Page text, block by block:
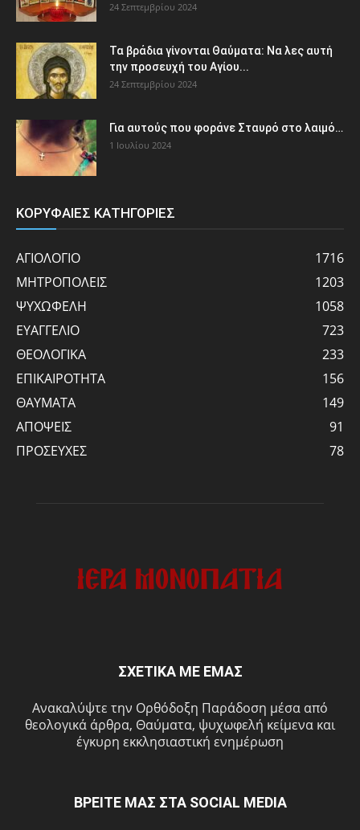
24 Σεπτεμβρίου 2024
Τα βράδια γίνονται Θαύματα: Να λες αυτή
την προσευχή του Αγίου...
24 Σεπτεμβρίου 2024
Για αυτούς που φοράνε Σταυρό στο λαιμό…
1 Ιουλίου 2024
ΚΟΡΥΦΑΙΕΣ ΚΑΤΗΓΟΡΙΕΣ
ΑΓΙΟΛΟΓΙΟ
1716
ΜΗΤΡΟΠΟΛΕΙΣ
1203
ΨΥΧΩΦΕΛΗ
1058
ΕΥΑΓΓΕΛΙΟ
723
ΘΕΟΛΟΓΙΚΑ
233
ΕΠΙΚΑΙΡΟΤΗΤΑ
156
ΘΑΥΜΑΤΑ
149
ΑΠΟΨΕΙΣ
91
ΠΡΟΣΕΥΧΕΣ
78
ΣΧΕΤΙΚΑ ΜΕ ΕΜΑΣ
Ανακαλύψτε την Ορθόδοξη Παράδοση μέσα από
θεολογικά άρθρα, Θαύματα, ψυχωφελή κείμενα και
έγκυρη εκκλησιαστική ενημέρωση
ΒΡΕΙΤΕ ΜΑΣ ΣΤΑ SOCIAL MEDIA